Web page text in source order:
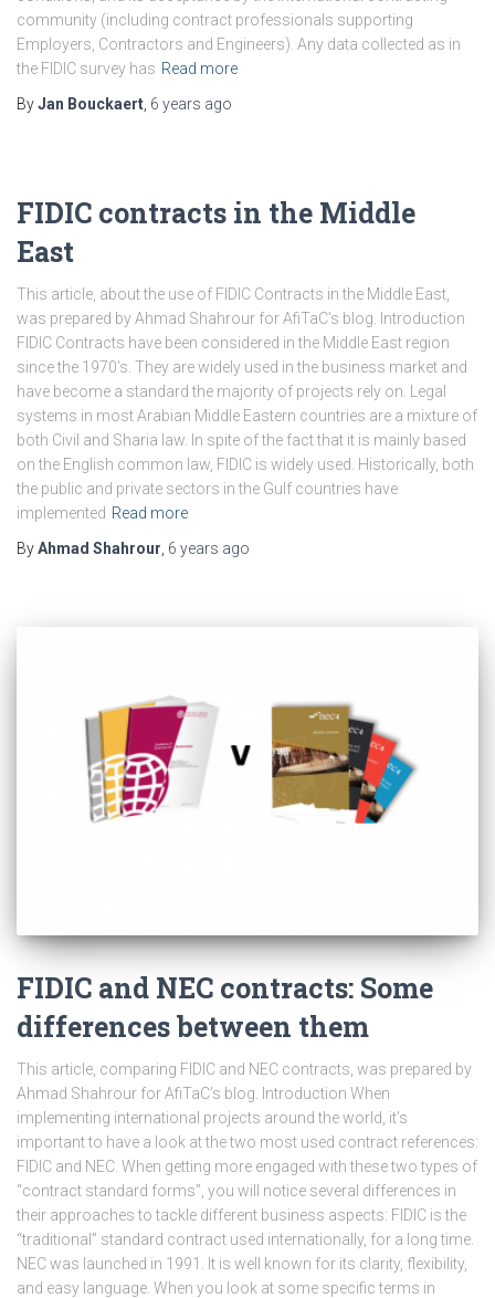
community (including contract professionals supporting
Employers, Contractors and Engineers). Any data collected as in
the FIDIC survey has Read more
ByJan Bouckaert 6 years ago
FIDIC contracts in the Middle
East
This article, about the use of FIDIC Contracts in the Middle East,
was prepared by Ahmad Shahrour for AfiTaC’s blog. Introduction
FIDIC Contracts have been considered in the Middle East region
since the 1970’s. They are widely used in the business market and
have become a standard the majority of projects rely on. Legal
systems in most Arabian Middle Eastern countries are a mixture of
both Civil and Sharia law. In spite of the fact that it is mainly based
on the English common law, FIDIC is widely used. Historically, both
the public and private sectors in the Gulf countries have
implemented Read more
ByAhmad Shahrour 6 years ago
FIDIC and NEC contracts: Some
differences between them
This article, comparing FIDIC and NEC contracts, was prepared by
Ahmad Shahrour for AfiTaC’s blog. Introduction When
implementing international projects around the world, it’s
important to have a look at the two most used contract references:
FIDIC and NEC. When getting more engaged with these two types of
“contract standard forms”, you will notice several differences in
their approaches to tackle different business aspects: FIDIC is the
“traditional” standard contract used internationally, for a long time.
NEC was launched in 1991. It is well known for its clarity, flexibility,
and easy language. When you look at some specific terms in